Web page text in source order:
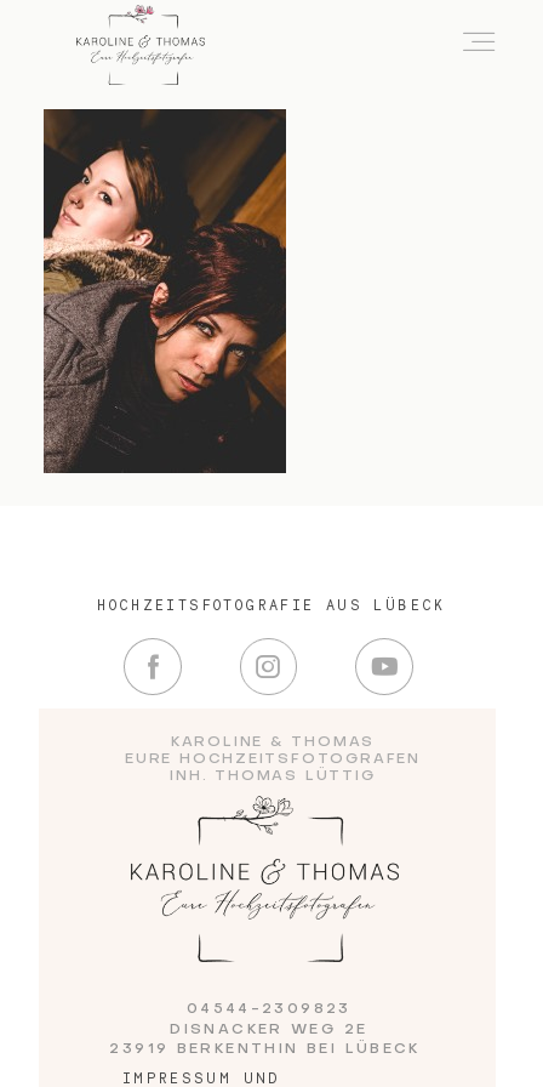
KAROLINE & THOMAS
EURE HOCHZEITSFOTOGRAFEN
INH. THOMAS LÜTTIG
IMPRESSUM UND
04544-2309823
DISNACKER WEG 2E
23919 BERKENTHIN BEI LÜBECK
HOCHZEITSFOTOGRAFIE AUS LÜBECK
home
Hochzeit
das besondere Portrait
Infos / Preise